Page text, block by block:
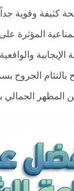
كثيفة وقوية
المؤثرة
الإيجابية
بالتئام الجروح
المظهر الجمالي